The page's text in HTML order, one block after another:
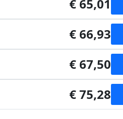
€ 65,01
€ 66,93
€ 67,50
€ 75,28